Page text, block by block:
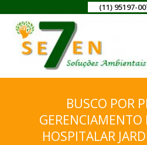
(11) 95197-
BUSCO POR
GERENCIAMENTO
HOSPITALAR